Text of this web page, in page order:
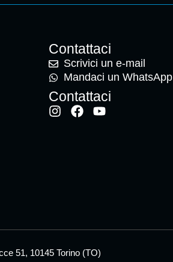
Contattaci
Scrivici un e-mail
Mandaci un WhatsApp
Contattaci
51, 10145 Torino (TO)